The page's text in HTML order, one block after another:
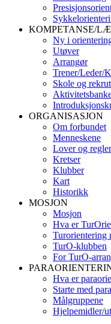
KOMPETANSE/
Ny i
Utøver
Arrangør
Trener/Leder/
Skole og
ORGANISASJON
Om forbundet
Menneskene
Lover og regler
Kretser
Klubber
Kart
Historikk
MOSJON
Mosjon
Hva er
Turorientering
TurO-klubben
For TurO-
Hva er
Starte med
Målgruppene
Hjelpemidler/